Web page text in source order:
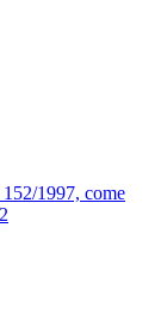
1997, come